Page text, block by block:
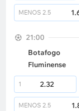
MENOS 2.5
21:00
Botafogo
Fluminense
1 2.32
MENOS 2.5